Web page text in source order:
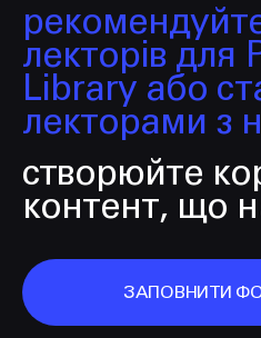
лекторів для
Library або
лекторами з
створюйте
контент, що
ЗАПОВНИТИ